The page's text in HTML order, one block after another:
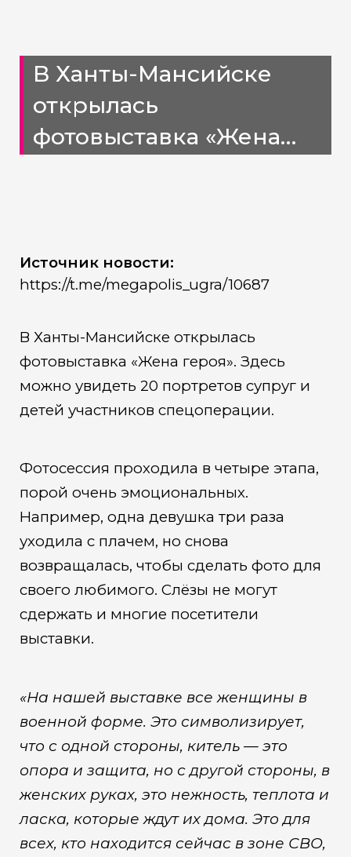
В Ханты-Мансийске
открылась
фотовыставка «Жена
Источник новости:
https://t.me/megapolis_ugra/10687
В Ханты-Мансийске открылась
фотовыставка «Жена героя». Здесь
можно увидеть 20 портретов супруг и
детей участников спецоперации.
Фотосессия проходила в четыре этапа,
порой очень эмоциональных.
Например, одна девушка три раза
уходила с плачем, но снова
возвращалась, чтобы сделать фото для
своего любимого. Слёзы не могут
сдержать и многие посетители
выставки.
«На нашей выставке все женщины в
военной форме. Это символизирует,
что с одной стороны, китель — это
опора и защита, но с другой стороны, в
женских руках, это нежность, теплота и
ласка, которые ждут их дома. Это для
всех, кто находится сейчас в зоне СВО,